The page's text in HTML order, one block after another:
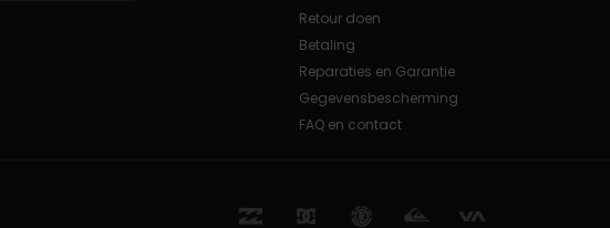
Retour doen
Betaling
Reparaties en Garantie
Gegevensbescherming
FAQ en contact